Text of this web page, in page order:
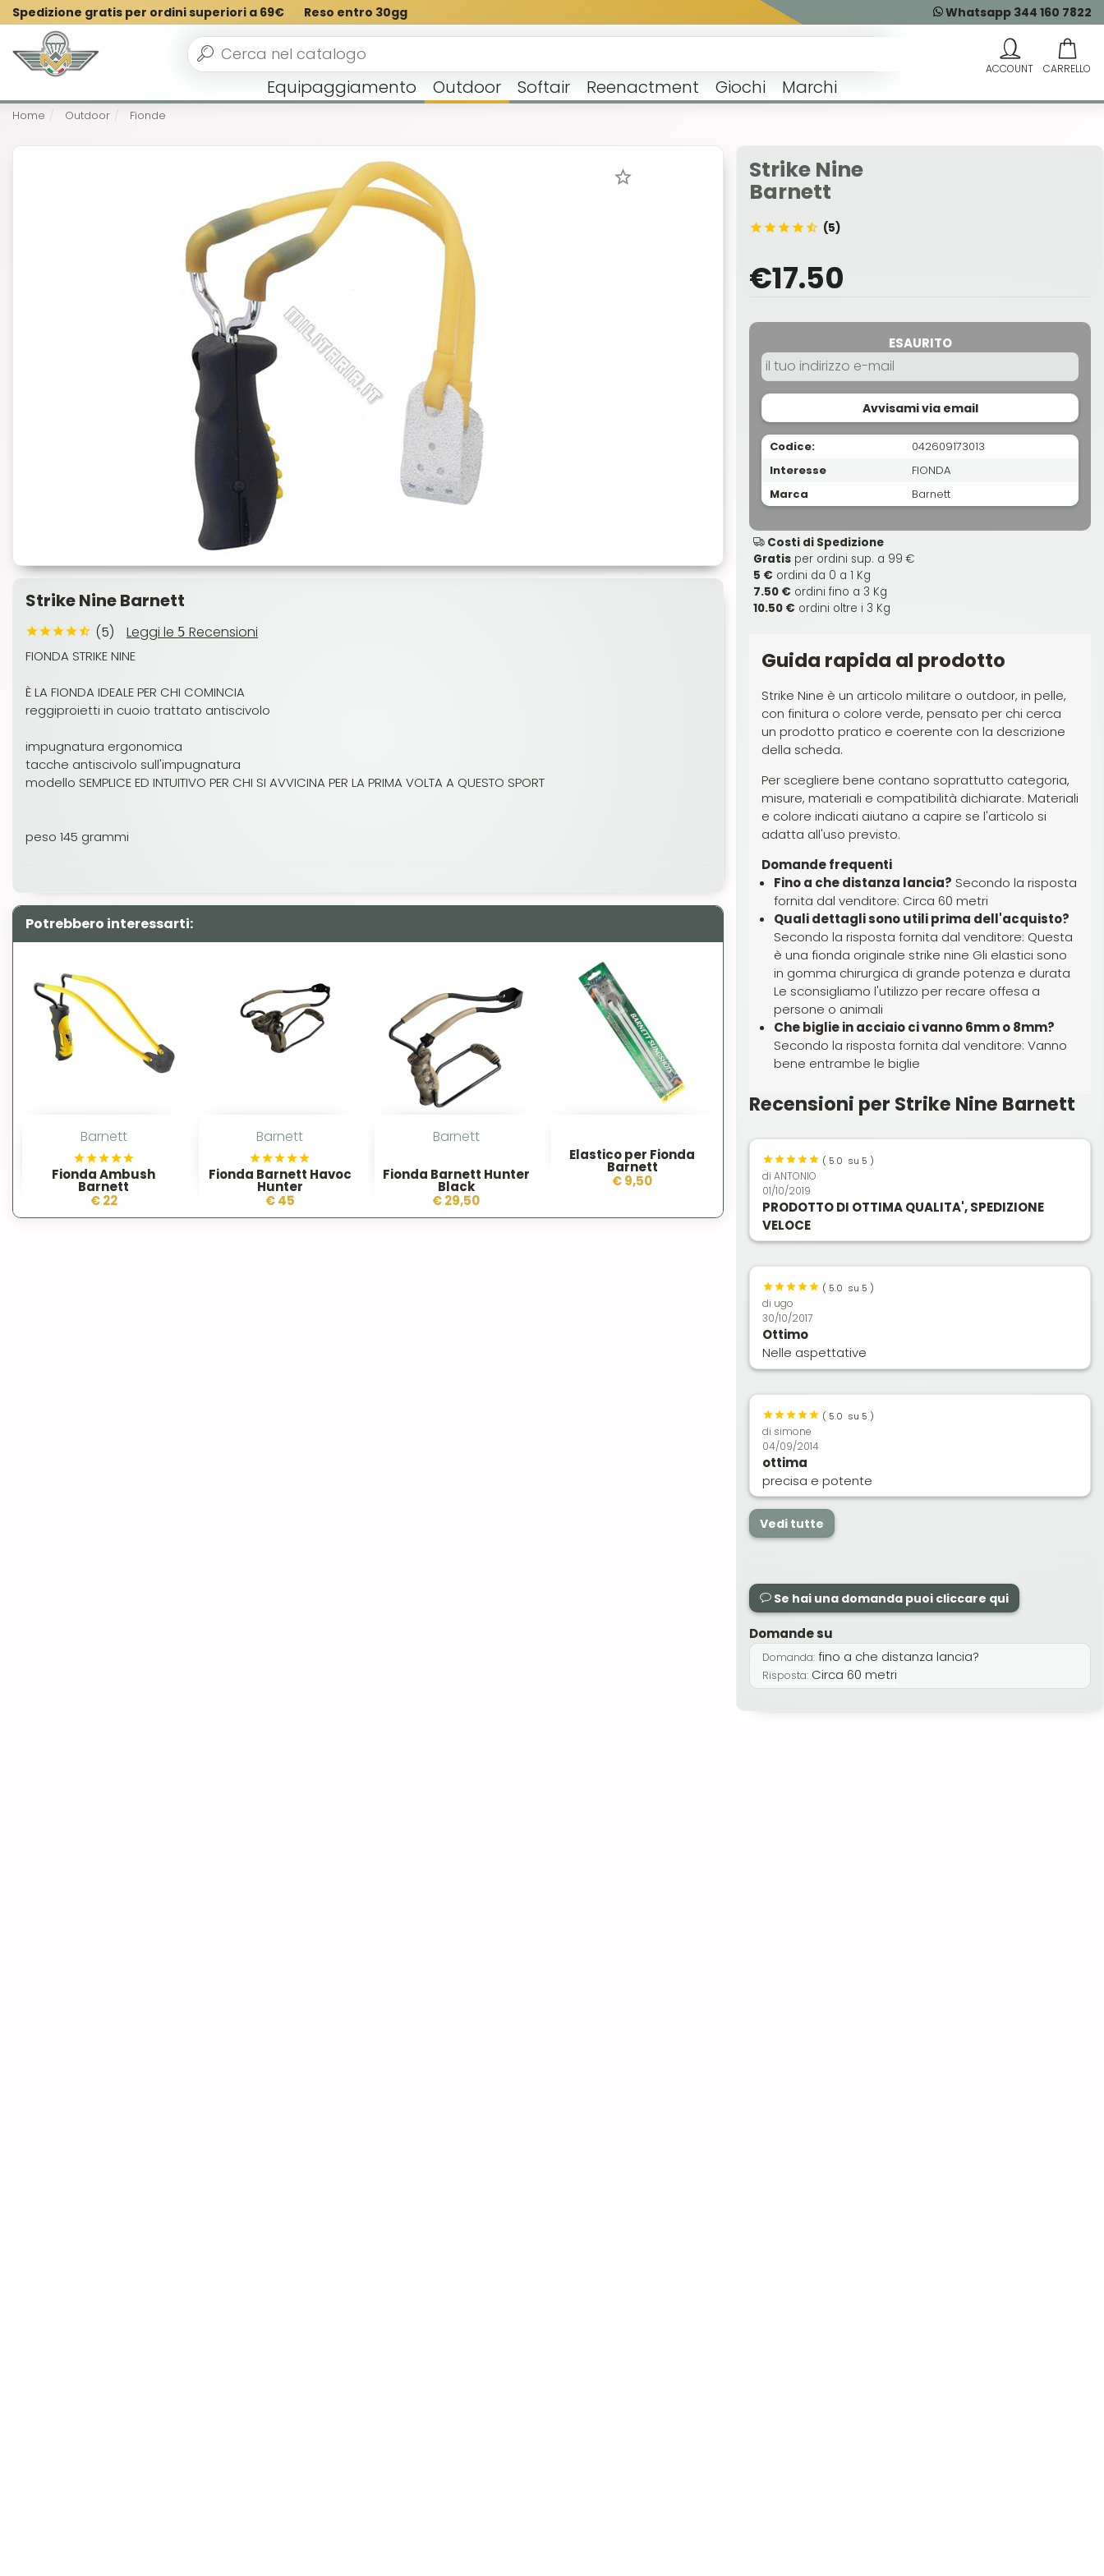
Spedizione gratis per ordini superiori a 69€ Reso entro 30gg Whatsapp 344 160 7822
Equipaggiamento Outdoor Softair Reenactment Giochi Marchi
Home Outdoor Fionde
Strike Nine Barnett
(5) Leggi le 5 Recensioni
FIONDA STRIKE NINE
È LA FIONDA IDEALE PER CHI COMINCIA
reggiproietti in cuoio trattato antiscivolo
impugnatura ergonomica
tacche antiscivolo sull'impugnatura
modello SEMPLICE ED INTUITIVO PER CHI SI AVVICINA PER LA PRIMA VOLTA A QUESTO SPORT
peso 145 grammi
Potrebbero interessarti:
Barnett
Fionda Ambush
Barnett
€ 22
Barnett
Fionda Barnett Havoc
Hunter
€ 45
Barnett
Fionda Barnett Hunter
Black
€ 29,50
Elastico per Fionda
Barnett
€ 9,50
Strike Nine
Barnett
(5)
€17.50
ESAURITO
Avvisami via email
Codice:
042609173013
Interesse
FIONDA
Marca
Barnett
Costi di Spedizione
Gratis per ordini sup. a 99 €
5 € ordini da 0 a 1 Kg
7.50 € ordini fino a 3 Kg
10.50 € ordini oltre i 3 Kg
Guida rapida al prodotto
Strike Nine è un articolo militare o outdoor, in pelle,
con finitura o colore verde, pensato per chi cerca
un prodotto pratico e coerente con la descrizione
della scheda.
Per scegliere bene contano soprattutto categoria,
misure, materiali e compatibilità dichiarate. Materiali
e colore indicati aiutano a capire se l'articolo si
adatta all'uso previsto.
Domande frequenti
Fino a che distanza lancia? Secondo la risposta
fornita dal venditore: Circa 60 metri
Quali dettagli sono utili prima dell'acquisto?
Secondo la risposta fornita dal venditore: Questa
è una fionda originale strike nine Gli elastici sono
in gomma chirurgica di grande potenza e durata
Le sconsigliamo l'utilizzo per recare offesa a
persone o animali
Che biglie in acciaio ci vanno 6mm o 8mm?
Secondo la risposta fornita dal venditore: Vanno
bene entrambe le biglie
Recensioni per Strike Nine Barnett
( 5.0 su 5 )
di ANTONIO
01/10/2019
PRODOTTO DI OTTIMA QUALITA', SPEDIZIONE
VELOCE
( 5.0 su 5 )
di ugo
30/10/2017
Ottimo
Nelle aspettative
( 5.0 su 5 )
di simone
04/09/2014
ottima
precisa e potente
Vedi tutte
Se hai una domanda puoi cliccare qui
Domande su
Domanda: fino a che distanza lancia?
Risposta: Circa 60 metri